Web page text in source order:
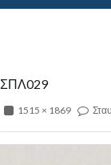
ΣΠΛ029
1515 × 1869